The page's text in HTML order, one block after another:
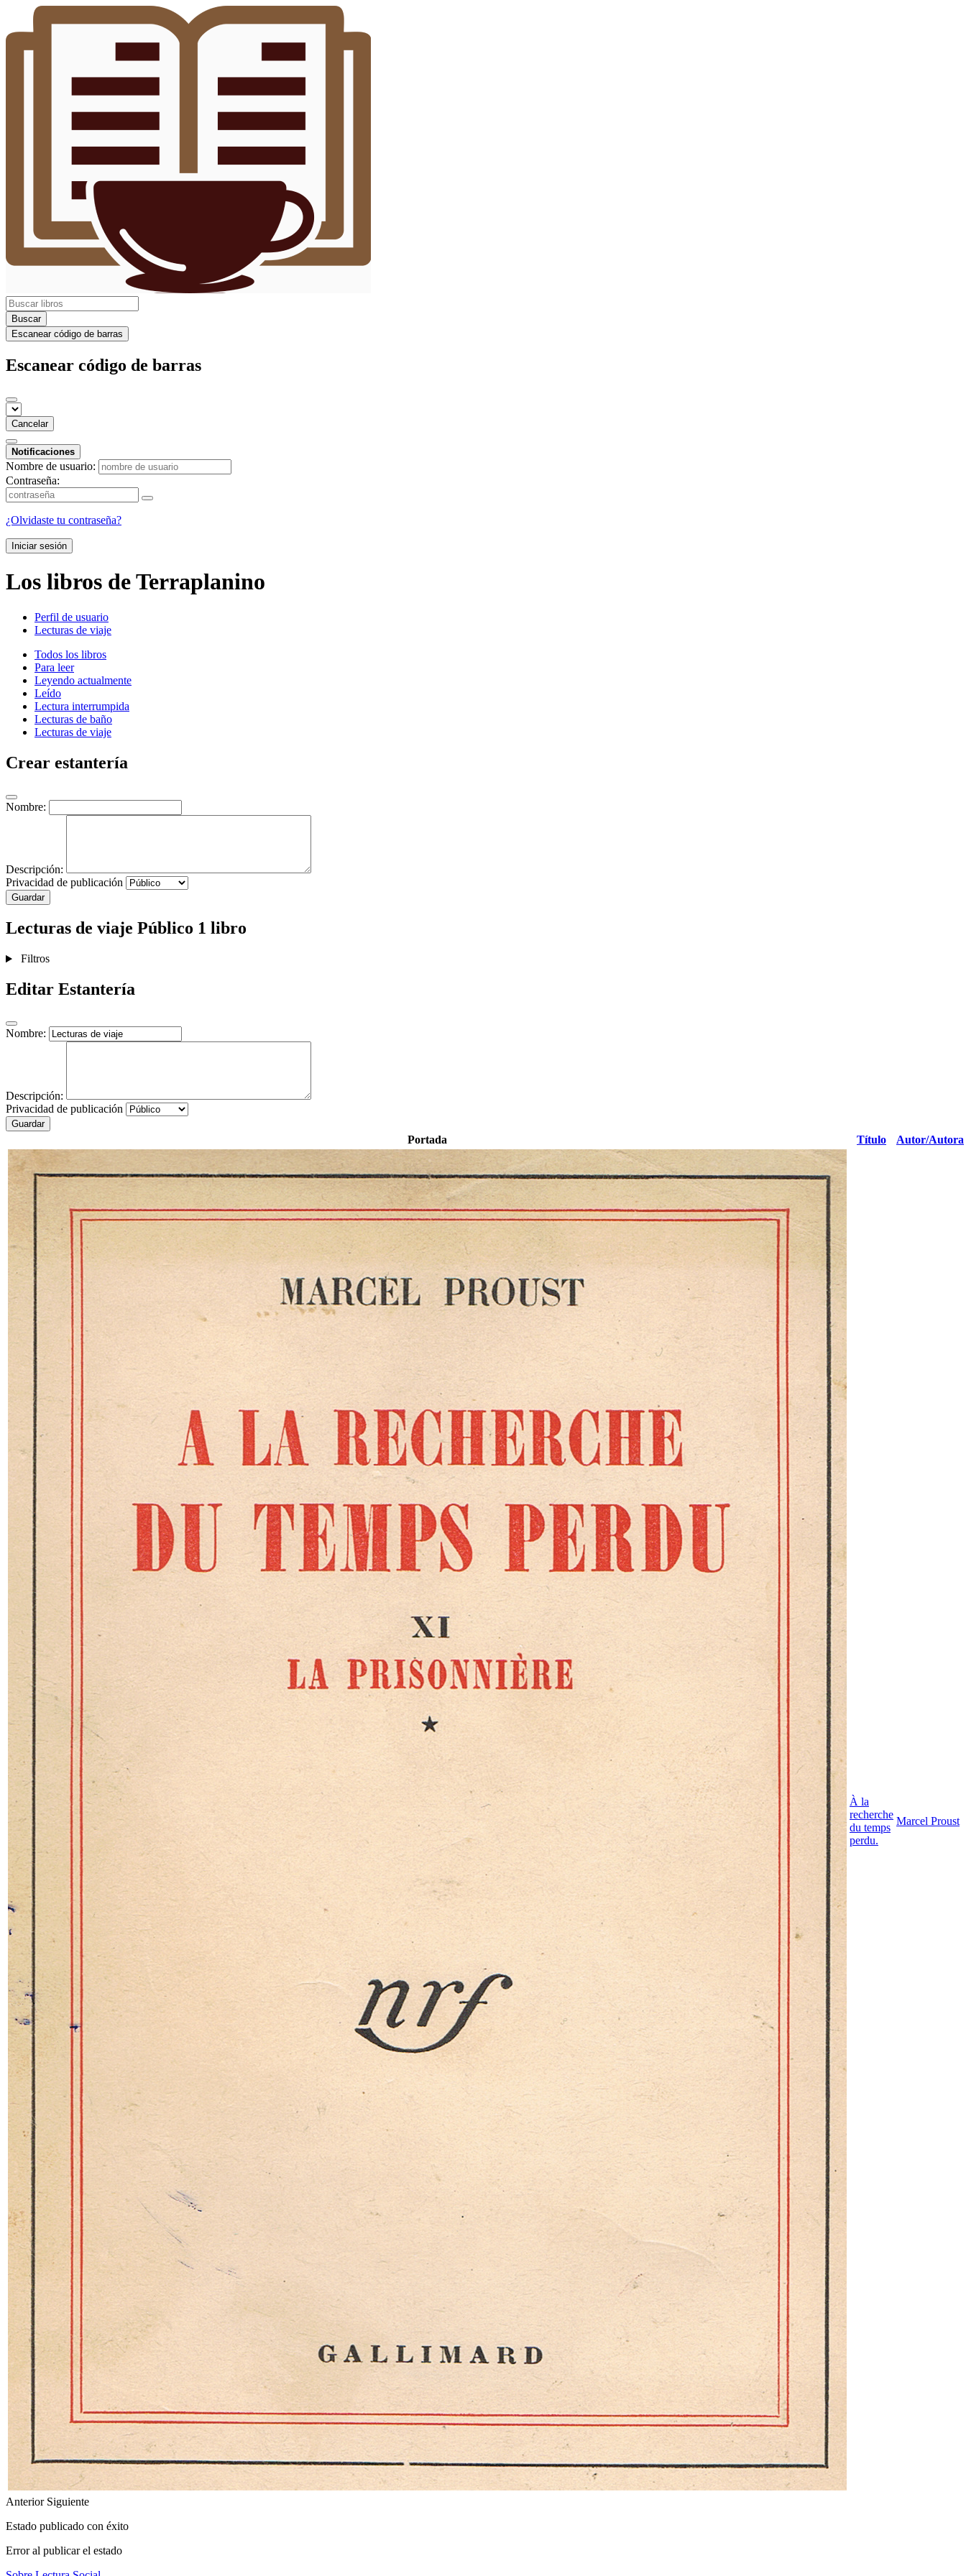
Buscar
Escanear código de barras
Escanear código de barras
Cancelar
Notificaciones
Nombre de usuario:
Contraseña:
¿Olvidaste tu contraseña?
Iniciar sesión
Los libros de Terraplanino
Perfil de usuario
Lecturas de viaje
Todos los libros
Para leer
Leyendo actualmente
Leído
Lectura interrumpida
Lecturas de baño
Lecturas de viaje
Crear estantería
Nombre:
Descripción:
Privacidad de publicación
Guardar
Lecturas de viaje Público 1 libro
Filtros
Editar Estantería
Nombre:
Descripción:
Privacidad de publicación
Guardar
Portada Título Autor/Autora
À la
recherche
du temps
perdu.
Marcel Proust
Anterior Siguiente
Estado publicado con éxito
Error al publicar el estado